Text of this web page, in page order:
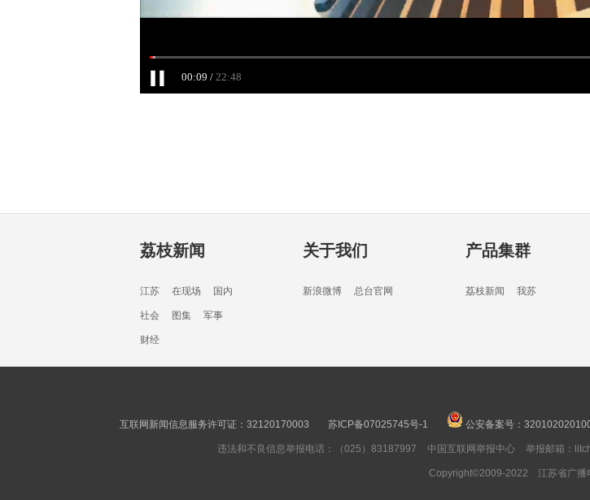
00:10 22:48
荔枝新闻
江苏 在现场 国内
社会 图集 军事
财经
关于我们
新浪微博 总台官网
产品集群
荔枝新闻 我苏
互联网新闻信息服务许可证：32120170003 苏ICP备07025745号-1 公安备案号：
违法和不良信息举报电话：（025）83187997 中国互联网举报中心 举报邮箱：
Copyright©2009-2022 江苏省广播